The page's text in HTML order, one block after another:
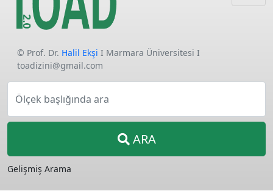
© Prof. Dr. Halil Ekşi I Marmara Üniversitesi I
toadizini@gmail.com
Ölçek başlığında ara
ARA
Gelişmiş Arama